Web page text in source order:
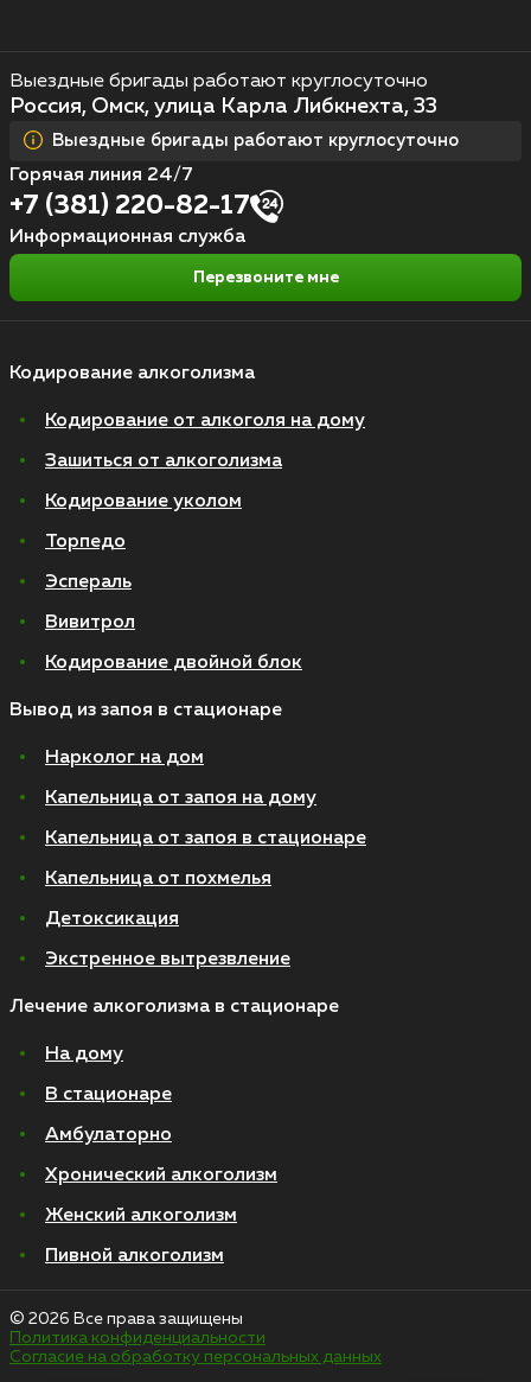
Кодирование алкоголизма
Кодирование от алкоголя на дому
Зашиться от алкоголизма
Кодирование уколом
Торпедо
Эспераль
Вивитрол
Кодирование двойной блок
Вывод из запоя в стационаре
Нарколог на дом
Капельница от запоя на дому
Капельница от запоя в стационаре
Капельница от похмелья
Детоксикация
Экстренное вытрезвление
Лечение алкоголизма в стационаре
На дому
В стационаре
Амбулаторно
Хронический алкоголизм
Женский алкоголизм
Пивной алкоголизм
Выездные бригады работают круглосуточно
Россия, Омск, улица Карла Либкнехта, 33
Выездные бригады работают круглосуточно
Горячая линия 24/7
+7 (381) 220-82-17
Информационная служба
Перезвоните мне
© 2026 Все права защищены
Политика конфиденциальности
Согласие на обработку персональных данных